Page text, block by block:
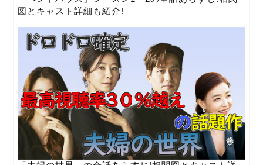
図とキャスト詳細も紹介!